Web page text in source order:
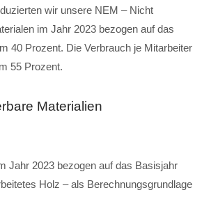
wir unsere NEM – Nicht
im Jahr 2023 bezogen auf das
40 Prozent. Die Verbrauch je Mitarbeiter
55 Prozent.
Materialien
Jahr 2023 bezogen auf das Basisjahr
Holz – als Berechnungsgrundlage